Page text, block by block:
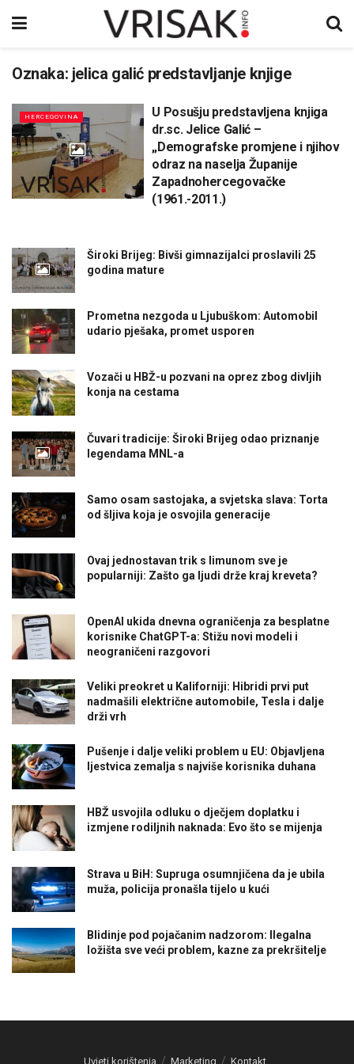
Oznaka: jelica galić predstavljanje knjige
HERCEGOVINA
U Posušju predstavljena knjiga
dr.sc. Jelice Galić –
„Demografske promjene i njihov
odraz na naselja Županije
Zapadnohercegovačke
(1961.-2011.)
Široki Brijeg: Bivši gimnazijalci proslavili 25
godina mature
Prometna nezgoda u Ljubuškom: Automobil
udario pješaka, promet usporen
Vozači u HBŽ-u pozvani na oprez zbog divljih
konja na cestama
Čuvari tradicije: Široki Brijeg odao priznanje
legendama MNL-a
Samo osam sastojaka, a svjetska slava: Torta
od šljiva koja je osvojila generacije
Ovaj jednostavan trik s limunom sve je
popularniji: Zašto ga ljudi drže kraj kreveta?
OpenAI ukida dnevna ograničenja za besplatne
korisnike ChatGPT-a: Stižu novi modeli i
neograničeni razgovori
Veliki preokret u Kaliforniji: Hibridi prvi put
nadmašili električne automobile, Tesla i dalje
drži vrh
Pušenje i dalje veliki problem u EU: Objavljena
ljestvica zemalja s najviše korisnika duhana
HBŽ usvojila odluku o dječjem doplatku i
izmjene rodiljnih naknada: Evo što se mijenja
Strava u BiH: Supruga osumnjičena da je ubila
muža, policija pronašla tijelo u kući
Blidinje pod pojačanim nadzorom: Ilegalna
ložišta sve veći problem, kazne za prekršitelje
Uvjeti korištenja Marketing Kontakt